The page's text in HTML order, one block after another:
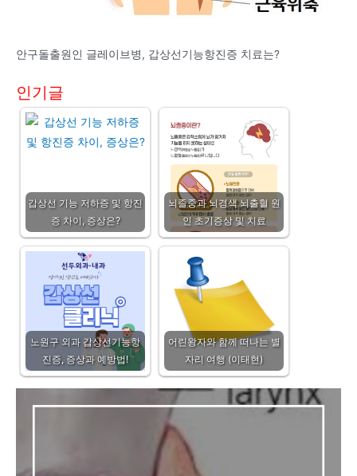
안구돌출원인 글레이브병, 갑상선기능항진증 치료는?
인기글
갑상선 기능 저하증 및 항진
증 차이, 증상은?
뇌졸중과 뇌경색 뇌출혈 원
인 초기증상 및 치료
노원구 외과 갑상선기능항
진증, 증상과 예방법!
어린왕자와 함께 떠나는 별
자리 여행 (이태현)